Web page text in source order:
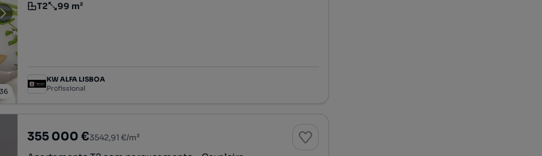
36
Tipologia
T2
Preço por metro quadrado
99 m²
KW ALFA LISBOA
Profissional
355 000 €3542,91 €/m²